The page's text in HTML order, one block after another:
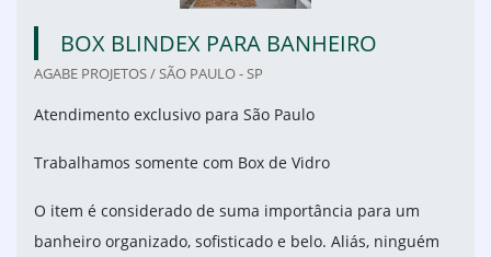
BOX BLINDEX PARA BANHEIRO
AGABE PROJETOS / SÃO PAULO - SP
Atendimento exclusivo para São Paulo
Trabalhamos somente com Box de Vidro
O item é considerado de suma importância para um
banheiro organizado, sofisticado e belo. Aliás, ninguém